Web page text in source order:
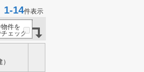
14件表示
件を
ェック